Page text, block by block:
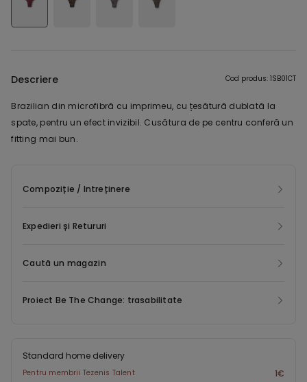
Descriere Cod produs: 1SB01CT
Brazilian din microfibră cu imprimeu, cu țesătură dublată la
spate, pentru un efect invizibil. Cusătura de pe centru conferă un
fitting mai bun.
Compoziție / Intreținere
Expedieri și Retururi
Caută un magazin
Proiect Be The Change: trasabilitate
Standard home delivery
Pentru membrii Tezenis Talent 1€